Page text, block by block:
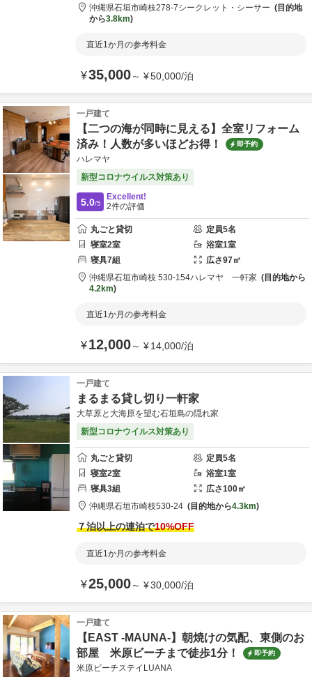
沖縄県石垣市崎枝278-7シークレット・シーサー
目的地
から3.8km
直近1か月の参考料金
¥35,000～ ¥50,000/泊
一戸建て
【二つの海が同時に見える】全室リフォーム
済み！人数が多いほどお得！
即予約
ハレマヤ
新型コロナウイルス対策あり
5.0/5
Excellent!
2件の評価
丸ごと貸切 定員5名
寝室2室 浴室1室
寝具7組 広さ97㎡
沖縄県石垣市崎枝 530-154ハレマヤ 一軒家
目的地から
4.2km
直近1か月の参考料金
¥12,000～ ¥14,000/泊
一戸建て
まるまる貸し切り一軒家
大草原と大海原を望む石垣島の隠れ家
新型コロナウイルス対策あり
丸ごと貸切 定員5名
寝室2室 浴室1室
寝具3組 広さ100㎡
沖縄県石垣市崎枝530-24 目的地から4.3km
７泊以上の連泊で10%OFF
直近1か月の参考料金
¥25,000～ ¥30,000/泊
一戸建て
【EAST -MAUNA-】朝焼けの気配、東側のお
部屋 米原ビーチまで徒歩1分！
即予約
米原ビーチステイLUANA